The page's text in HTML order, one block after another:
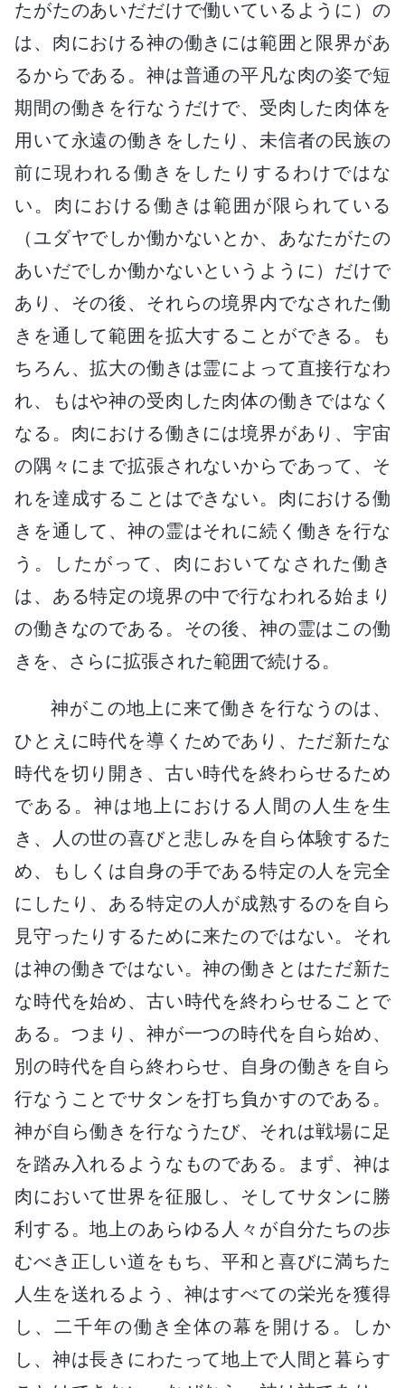
たがたのあいだだけで働いているように）の
は、肉における神の働きには範囲と限界があ
るからである。神は普通の平凡な肉の姿で短
期間の働きを行なうだけで、受肉した肉体を
用いて永遠の働きをしたり、未信者の民族の
前に現われる働きをしたりするわけではな
い。肉における働きは範囲が限られている
（ユダヤでしか働かないとか、あなたがたの
あいだでしか働かないというように）だけで
あり、その後、それらの境界内でなされた働
きを通して範囲を拡大することができる。も
ちろん、拡大の働きは霊によって直接行なわ
れ、もはや神の受肉した肉体の働きではなく
なる。肉における働きには境界があり、宇宙
の隅々にまで拡張されないからであって、そ
れを達成することはできない。肉における働
きを通して、神の霊はそれに続く働きを行な
う。したがって、肉においてなされた働き
は、ある特定の境界の中で行なわれる始まり
の働きなのである。その後、神の霊はこの働
きを、さらに拡張された範囲で続ける。
神がこの地上に来て働きを行なうのは、
ひとえに時代を導くためであり、ただ新たな
時代を切り開き、古い時代を終わらせるため
である。神は地上における人間の人生を生
き、人の世の喜びと悲しみを自ら体験するた
め、もしくは自身の手である特定の人を完全
にしたり、ある特定の人が成熟するのを自ら
見守ったりするために来たのではない。それ
は神の働きではない。神の働きとはただ新た
な時代を始め、古い時代を終わらせることで
ある。つまり、神が一つの時代を自ら始め、
別の時代を自ら終わらせ、自身の働きを自ら
行なうことでサタンを打ち負かすのである。
神が自ら働きを行なうたび、それは戦場に足
を踏み入れるようなものである。まず、神は
肉において世界を征服し、そしてサタンに勝
利する。地上のあらゆる人々が自分たちの歩
むべき正しい道をもち、平和と喜びに満ちた
人生を送れるよう、神はすべての栄光を獲得
し、二千年の働き全体の幕を開ける。しか
し、神は長きにわたって地上で人間と暮らす